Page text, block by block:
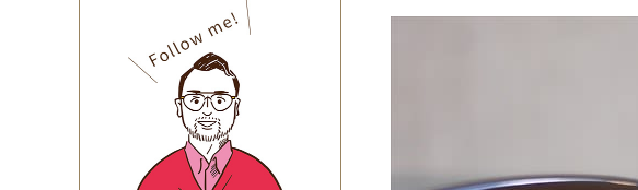
(32)
2025年9月(30)
2025年8月(31)
2025年7月(37)
2025年6月(48)
2025年5月
(41)